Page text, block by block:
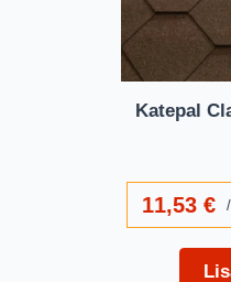
Katepal
11,53€